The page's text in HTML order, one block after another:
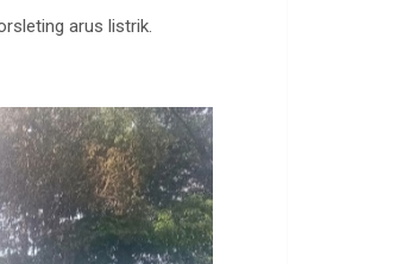
arus listrik.